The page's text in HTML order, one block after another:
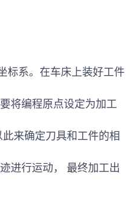
标系。 在车床上装好工件
将编程原点设定为加工
此来确定刀具和工件的相
进行运动 ， 最终加工出